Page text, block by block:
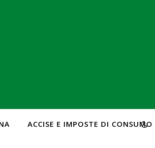
ACCISE E IMPOSTE DI CONSUMO